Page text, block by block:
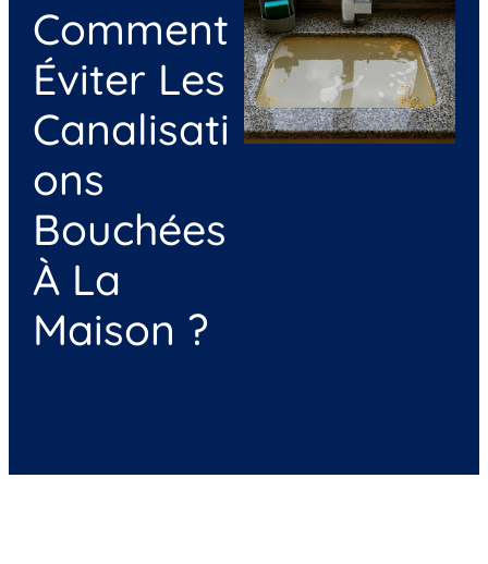
Comment
Éviter Les
Canalisati
Ons
Bouchées
À La
Maison ?